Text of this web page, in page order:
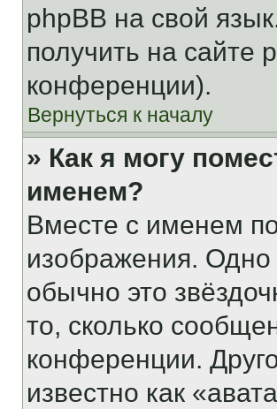
phpBB на свой
получить на сайте
конференции).
Вернуться к началу
» Как я могу
именем?
Вместе с именем
изображения. Одно
обычно это
то, сколько
конференции.
известно как